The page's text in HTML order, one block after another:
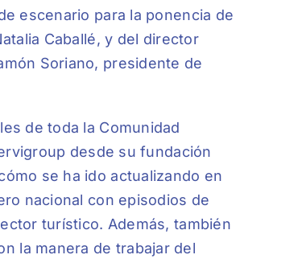
escenario para la ponencia de
Caballé, y del director
Soriano, presidente de
de toda la Comunidad
desde su fundación
se ha ido actualizando en
nacional con episodios de
turístico. Además, también
la manera de trabajar del